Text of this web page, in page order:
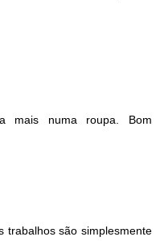
mais numa roupa. Bom
trabalhos são simplesmente